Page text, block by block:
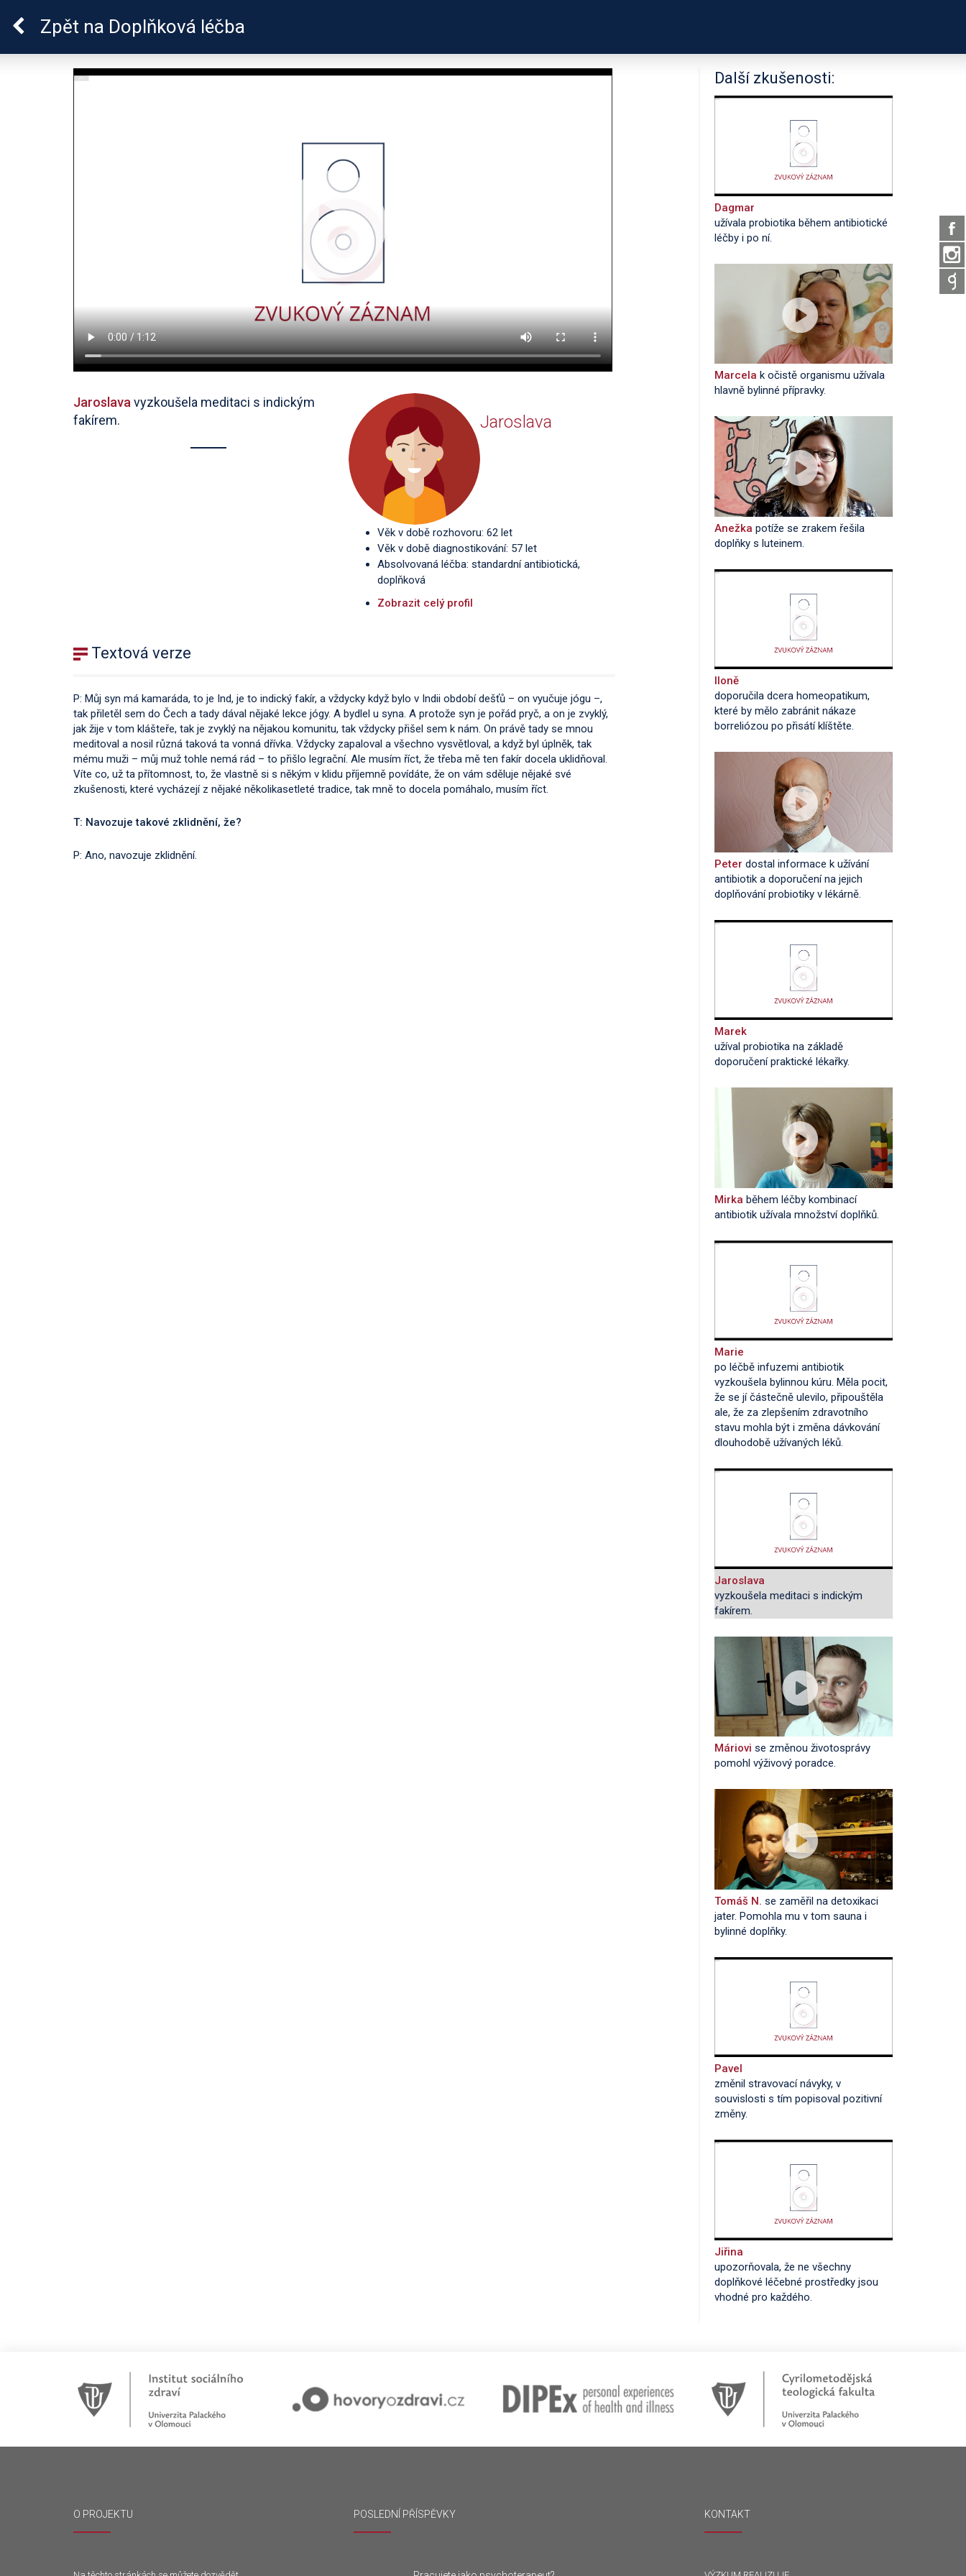
Lymeská borrelióza
Zpět na Doplňková léčba
Jaroslava vyzkoušela meditaci s indickým
fakírem.
Jaroslava
Věk v době rozhovoru: 62 let
Věk v době diagnostikování: 57 let
Absolvovaná léčba: standardní antibiotická,
doplňková
Zobrazit celý profil
Textová verze
P: Můj syn má kamaráda, to je Ind, je to indický fakír, a vždycky když bylo v Indii období dešťů – on vyučuje jógu –,
tak přiletěl sem do Čech a tady dával nějaké lekce jógy. A bydlel u syna. A protože syn je pořád pryč, a on je zvyklý,
jak žije v tom klášteře, tak je zvyklý na nějakou komunitu, tak vždycky přišel sem k nám. On právě tady se mnou
meditoval a nosil různá taková ta vonná dřívka. Vždycky zapaloval a všechno vysvětloval, a když byl úplněk, tak
mému muži – můj muž tohle nemá rád – to přišlo legrační. Ale musím říct, že třeba mě ten fakír docela uklidňoval.
Víte co, už ta přítomnost, to, že vlastně si s někým v klidu příjemně povídáte, že on vám sděluje nějaké své
zkušenosti, které vycházejí z nějaké několikasetleté tradice, tak mně to docela pomáhalo, musím říct.
T: Navozuje takové zklidnění, že?
P: Ano, navozuje zklidnění.
Další zkušenosti:
Dagmar
užívala probiotika během antibiotické
léčby i po ní.
Marcela k očistě organismu užívala
hlavně bylinné přípravky.
Anežka potíže se zrakem řešila
doplňky s luteinem.
Iloně
doporučila dcera homeopatikum,
které by mělo zabránit nákaze
borreliózou po přisátí klíštěte.
Peter dostal informace k užívání
antibiotik a doporučení na jejich
doplňování probiotiky v lékárně.
Marek
užíval probiotika na základě
doporučení praktické lékařky.
Mirka během léčby kombinací
antibiotik užívala množství doplňků.
Marie
po léčbě infuzemi antibiotik
vyzkoušela bylinnou kúru. Měla pocit,
že se jí částečně ulevilo, připouštěla
ale, že za zlepšením zdravotního
stavu mohla být i změna dávkování
dlouhodobě užívaných léků.
Jaroslava
vyzkoušela meditaci s indickým
fakírem.
Máriovi se změnou životosprávy
pomohl výživový poradce.
Tomáš N. se zaměřil na detoxikaci
jater. Pomohla mu v tom sauna i
bylinné doplňky.
Pavel
změnil stravovací návyky, v
souvislosti s tím popisoval pozitivní
změny.
Jiřina
upozorňovala, že ne všechny
doplňkové léčebné prostředky jsou
vhodné pro každého.
O PROJEKTU POSLEDNÍ PŘÍSPĚVKY KONTAKT